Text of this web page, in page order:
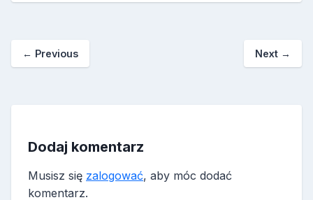
← Previous Next →
Dodaj komentarz
Musisz się zalogować, aby móc dodać
komentarz.